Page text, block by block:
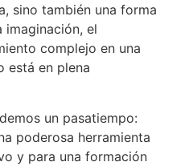
sino también una forma
imaginación, el
complejo en una
está en plena
un pasatiempo:
poderosa herramienta
y para una formación